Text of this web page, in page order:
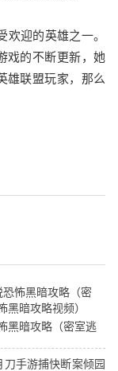
迎的英雄之一。
戏的不断更新，她
雄联盟玩家，那么
黑暗攻略（密室逃
略视频）
手游捕快断案倾园